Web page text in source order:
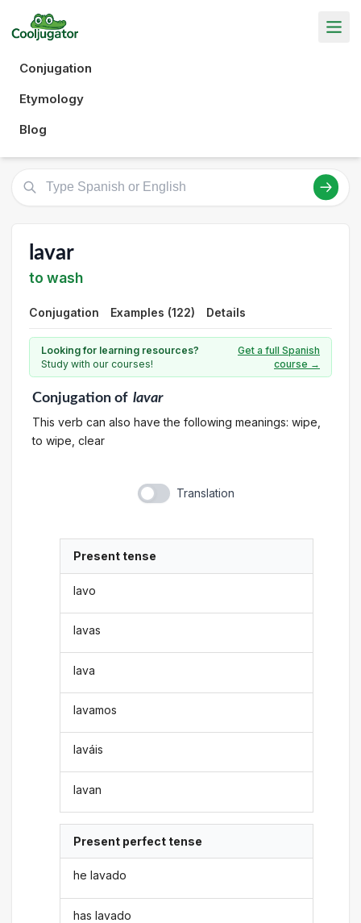
Conjugation
Etymology
Blog
lavar
to wash
Conjugation Examples (122) Details
Looking for learning resources?
Study with our courses!
Get a full Spanish
course →
Conjugationof lavar
This verb can also have the following meanings: wipe,
to wipe, clear
Translation
Present tense
lavo
lavas
lava
lavamos
laváis
lavan
Present perfect tense
he lavado
has lavado